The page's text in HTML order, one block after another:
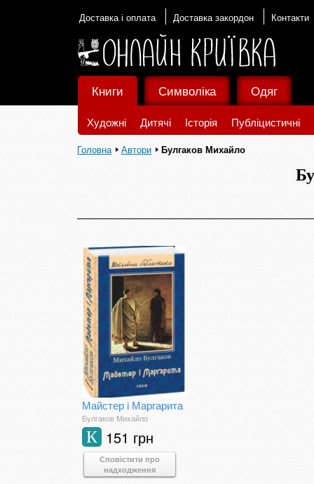
Доставка і оплата Доставка закордон Контакти
Книги
Художні Дитячі Історія Публіцистичні
Символіка Одяг
Головна Автори Булгаков Михайло
Майстер і Маргарита
Булгаков Михайло
151 грн
К
Сповістити про
надходження